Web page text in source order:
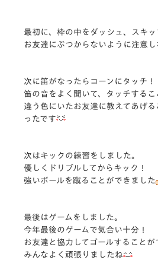
最初に、枠の中をダッシュ、スキッ
お友達にぶつからないように注意し
次に笛がなったらコーンにタッチ！
笛の音をよく聞いて、タッチするこ
違う色にいたお友達に教えてあげ
ったです
次はキックの練習をしました。
優しくドリブルしてからキック！
強いボールを蹴ることができました
最後はゲームをしました。
今年最後のゲームで気合い十分！
お友達と協力してゴールすることが
みんなよく頑張りましたね